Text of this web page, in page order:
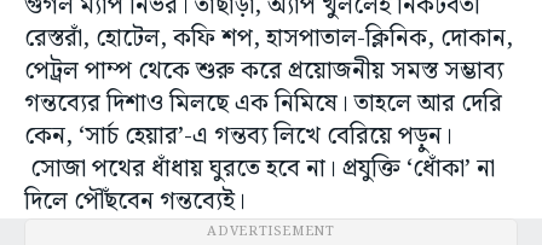
রেস্তরাঁ, হোটেল, কফি শপ, হাসপাতাল-ক্লিনিক, দোকান,
পেট্রল পাম্প থেকে শুরু করে প্রয়োজনীয় সমস্ত সম্ভাব্য
গন্তব্যের দিশাও মিলছে এক নিমিষে। তাহলে আর দেরি
কেন, ‘সার্চ হেয়ার’-এ গন্তব্য লিখে বেরিয়ে পড়ুন।
সোজা পথের ধাঁধায় ঘুরতে হবে না। প্রযুক্তি ‘ধোঁকা’ না
দিলে পৌঁছবেন গন্তব্যেই।
ADVERTISEMENT